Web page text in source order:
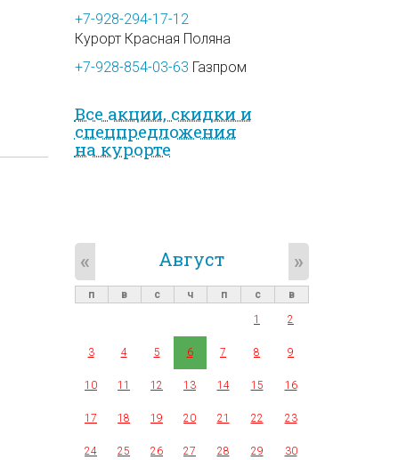
+7-928-294-17-12
Курорт Красная Поляна
+7-928-854-03-63 Газпром
Все акции, скидки и
спец­предложе­ния
на курорте
Август
« »
п в с ч п с
в
1
2
3 4 5 6 7 8 9
10 11 12 13 14 15 16
17 18 19 20 21 22 23
24 25 26 27 28 29 30